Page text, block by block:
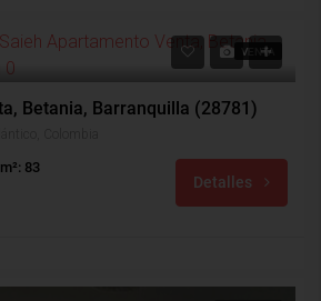
VENTA
Betania, Barranquilla (28781)
m²: 83
Detalles